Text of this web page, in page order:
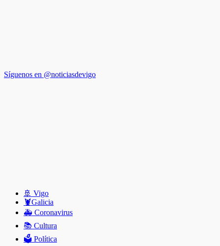
Síguenos en @noticiasdevigo
🚢 Vigo
🦞️Galicia
🚑 Coronavirus
📚 Cultura
🗳️ Política